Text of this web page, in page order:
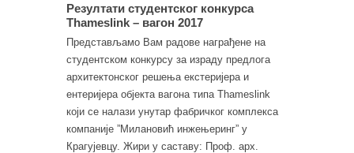
Резултати студентског конкурса
Thameslink – вагон 2017
Представљамо Вам радове награђене на
студентском конкурсу за израду предлога
архитектонског решења екстеријера и
ентеријера објекта вагона типа Thameslink
који се налази унутар фабричког комплекса
компаније ”Милановић инжењеринг” у
Крагујевцу. Жири у саставу: Проф. арх.